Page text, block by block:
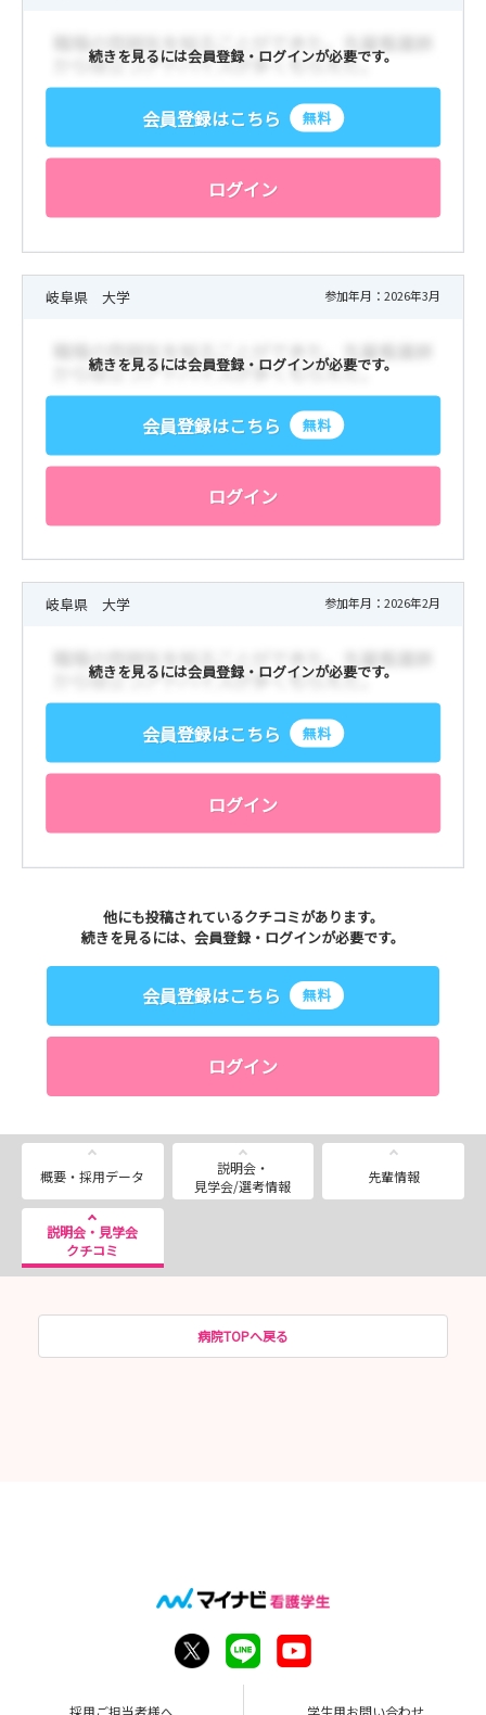
8月19日（水）・21日（金）
9：00～15：00 定員：各日12名 全日満席となりまし
※満席の場合もキャンセルが発生しますとご予約いただけ
お手数ではございますがお時間がある時に随時ご確認くだ
当院の看護部は「思いやりのある丁寧な看護の実践」を理
研修制度も充実しています。
HPはこちら↓↓↓ 随時更新していきます！
https://gmhosp.jp/kangobu/
みなさまにお会いできることを楽しみにしております。
かり睡眠をとりましょう🛌
続きを見るには会員登録・ログインが必要です。
会員登録はこちら 無料
ログイン
岐阜県 大学 参加年月：2026年3月
続きを見るには会員登録・ログインが必要です。
会員登録はこちら 無料
ログイン
岐阜県 大学 参加年月：2026年2月
続きを見るには会員登録・ログインが必要です。
会員登録はこちら 無料
ログイン
他にも投稿されているクチコミがあります。
続きを見るには、会員登録・ログインが必要です。
会員登録はこちら 無料
ログイン
概要・採用データ
説明会・
見学会/選考情報
先輩情報
説明会・見学会
クチコミ
病院TOPへ戻る
採用ご担当者様へ 学生用お問い合わせ